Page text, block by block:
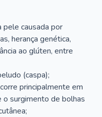
pele causada por
herança genética,
ao glúten, entre
(caspa);
principalmente em
o surgimento de bolhas